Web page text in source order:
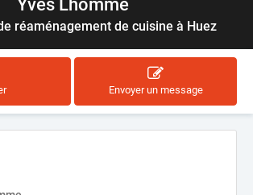
Yves Lhomme
réaménagement de cuisine à Huez
Envoyer un message